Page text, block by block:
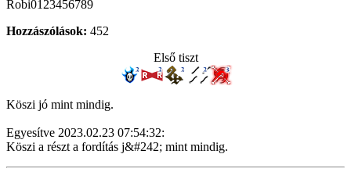
Robi0123456789
Hozzászólások: 452
Első tiszt
Köszi jó mint mindig.
Egyesítve 2023.02.23 07:54:32:
Köszi a részt a fordítás j&#242; mint mindig.